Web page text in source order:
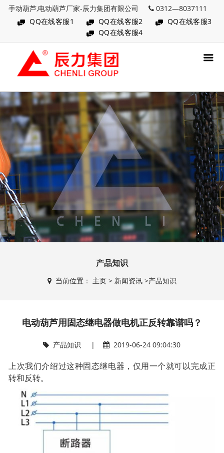
手动葫芦,电动葫芦厂家-辰力集团有限公司
0312—8037111
QQ在线客服1
QQ在线客服2
QQ在线客服3
QQ在线客服4
产品知识
当前位置： 主页> 新闻资讯>产品知识
电动葫芦用固态继电器做电机正反转靠谱吗？
产品知识 | 2019-06-24 09:04:30
上次我们介绍过这种固态继电器，仅用一个就可以完成正
转和反转。